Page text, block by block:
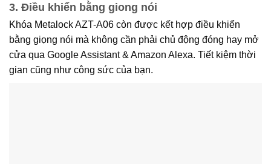
3. Điều khiển bằng giong nói
Khóa Metalock AZT-A06 còn được kết hợp điều khiển
bằng giọng nói mà không cần phải chủ động đóng hay mở
cửa qua Google Assistant & Amazon Alexa. Tiết kiệm thời
gian cũng như công sức của bạn.